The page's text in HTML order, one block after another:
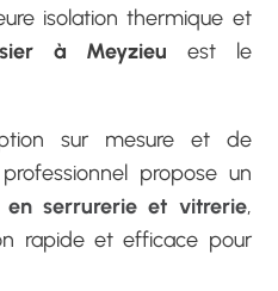
isolation thermique et
à Meyzieu est le
sur mesure et de
propose un
en serrurerie et vitrerie,
rapide et efficace pour